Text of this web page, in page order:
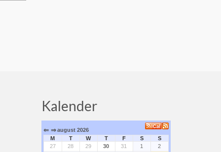
Kalender
⇐ ⇒ august 2026
M
T W T F S
S
27
28 29 30 31 1
2